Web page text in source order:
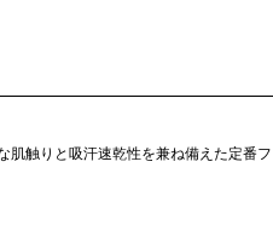
肌触りと吸汗速乾性を兼ね備えた定